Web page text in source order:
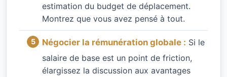
estimation du budget de déplacement.
Montrez que vous avez pensé à tout.
Négocier la rémunération globale : Si le
salaire de base est un point de friction,
élargissez la discussion aux avantages